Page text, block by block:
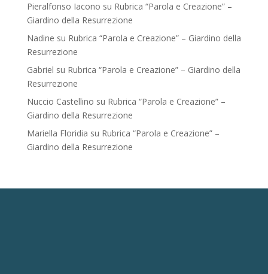
Pieralfonso Iacono su Rubrica “Parola e Creazione” –
Giardino della Resurrezione
Nadine su Rubrica “Parola e Creazione” – Giardino della
Resurrezione
Gabriel su Rubrica “Parola e Creazione” – Giardino della
Resurrezione
Nuccio Castellino su Rubrica “Parola e Creazione” –
Giardino della Resurrezione
Mariella Floridia su Rubrica “Parola e Creazione” –
Giardino della Resurrezione